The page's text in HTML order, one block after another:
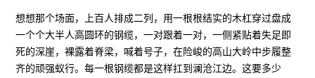
想想那个场面，上百人排成二列，用一根根结实的木杠穿过盘成
一个个大半人高圆环的钢缆，一对跟着一对，一侧紧贴着失足即
死的深崖，裸露着脊梁，喊着号子，在险峻的高山大岭中步履整
齐的顽强蚁行。每一根钢缆都是这样扛到澜沧江边。这要多少